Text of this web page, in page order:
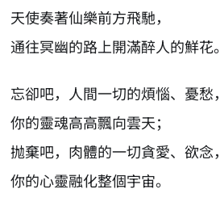
天使奏著仙樂前方飛馳，
通往冥幽的路上開滿醉人的鮮花。
忘卻吧，人間一切的煩惱、憂愁，
你的靈魂高高飄向雲天；
抛棄吧，肉體的一切貪愛、欲念，
你的心靈融化整個宇宙。